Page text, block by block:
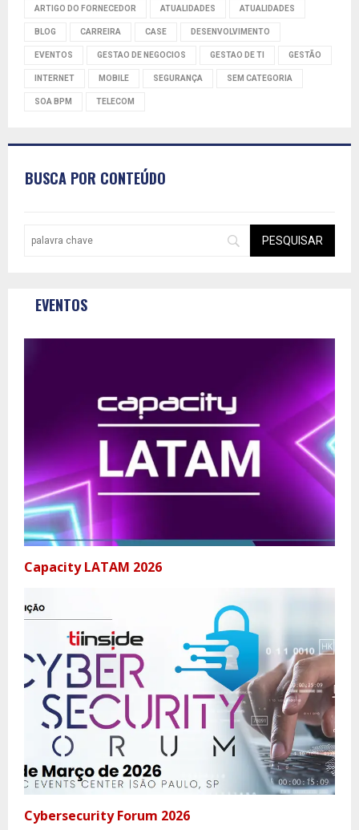
ARTIGO DO FORNECEDOR ATUALIDADES ATUALIDADES
BLOG CARREIRA CASE DESENVOLVIMENTO
EVENTOS GESTAO DE NEGOCIOS GESTAO DE TI GESTÃO
INTERNET MOBILE SEGURANÇA SEM CATEGORIA
SOA BPM TELECOM
BUSCA POR CONTEÚDO
EVENTOS
Capacity LATAM 2026
Cybersecurity Forum 2026